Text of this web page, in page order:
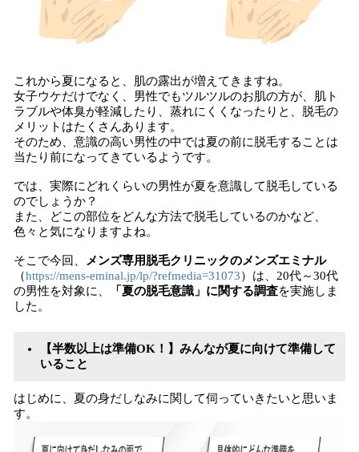
これから夏になると、肌の露出が増えてきますね。
女子ウケだけでなく、男性でもツルツルのお肌の方が、肌ト
ラブルや体臭が軽減したり、蒸れにくくなったりと、脱毛の
メリットはたくさんあります。
そのため、意識の高い男性の中では夏の前に脱毛することは
当たり前になってきているようです。
では、実際にどれくらいの男性が夏を意識して脱毛している
のでしょうか？
また、どこの部位をどんな方法で脱毛しているのかなど、
色々と気になりますよね。
そこで今回、
メンズ専用脱毛クリニックのメンズエミナル
（https://mens-eminal.jp/lp/?refmedia=31073）は、20代～30代
の男性を対象に、
「夏の脱毛意識」に関する調査を実施しま
した。
【半数以上は準備OK！】みんなが夏に向けて準備して
いること
はじめに、夏の身だしなみに関して伺っていきたいと思いま
す。